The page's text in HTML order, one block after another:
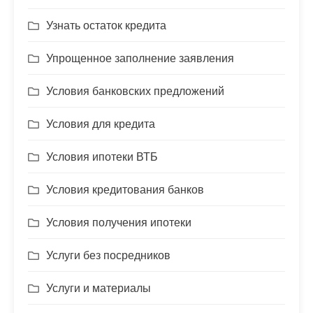
Узнать остаток кредита
Упрощенное заполнение заявления
Условия банковских предложений
Условия для кредита
Условия ипотеки ВТБ
Условия кредитования банков
Условия получения ипотеки
Услуги без посредников
Услуги и материалы